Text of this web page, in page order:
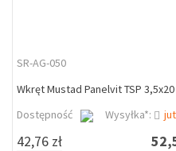
SR-AG-050
Wkręt Mustad Panelvit TSP
Dostępność
Wysyłka*:
42,76 zł